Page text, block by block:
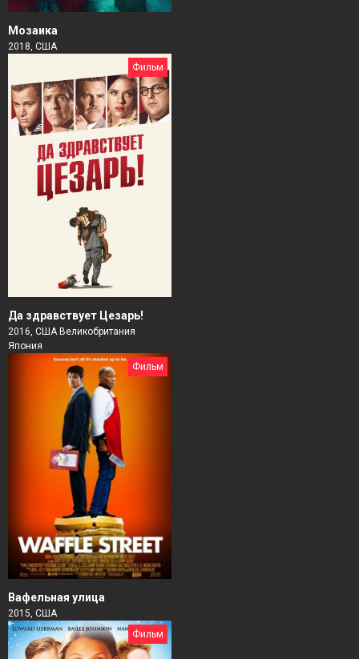
Мозаика
2018, США
Фильм
Да здравствует Цезарь!
2016, США Великобритания
Япония
Фильм
Вафельная улица
2015, США
Фильм